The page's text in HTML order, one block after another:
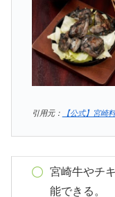
引用元： 【公式】宮崎
宮崎牛やチ
能できる。